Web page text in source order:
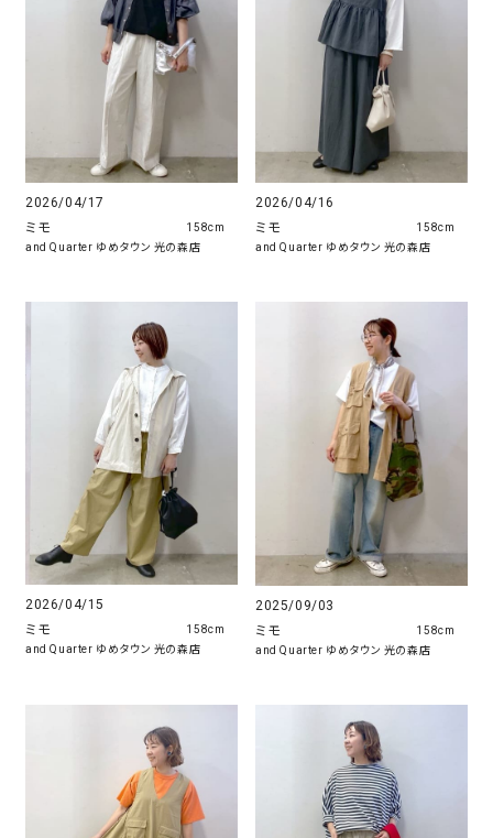
2026/04/17
ミモ
and Quarter ゆめタウン 光の森店
158cm
2026/04/16
ミモ
and Quarter ゆめタウン 光の森店
158cm
2026/04/15
ミモ
and Quarter ゆめタウン 光の森店
158cm
2025/09/03
ミモ
and Quarter ゆめタウン 光の森店
158cm